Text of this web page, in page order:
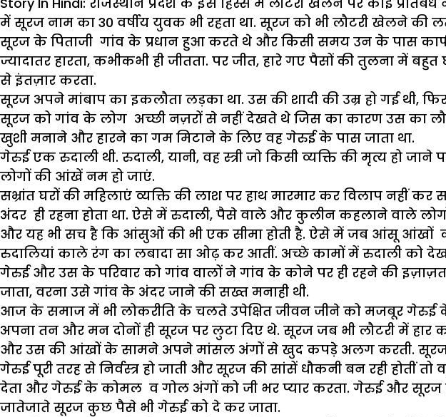
में सूरज नाम का 30 वर्षीय युवक भी रहता था. सूरज को भी लौटरी खेलने की
सूरज के पिताजी गांव के प्रधान हुआ करते थे और किसी समय उन के पास
ज्यादातर हारता, कभीकभी ही जीतता. पर जीत, हारे गए पैसों की तुलना में
से इंतज़ार करता.
सूरज अपने मांबाप का इकलौता लड़का था. उस की शादी की उम्र हो गई थी,
सूरज को गांव के लोग अच्छी नज़रों से नहीं देखते थे जिस का कारण उस का
खुशी मनाने और हारने का गम मिटाने के लिए वह गेरुई के पास जाता था.
गेरुई एक रुदाली थी. रुदाली, यानी, वह स्त्री जो किसी व्यक्ति की मृत्य हो
लोगों की आंखें नम हो जाएं.
सभ्रांत घरों की महिलाएं व्यक्ति की लाश पर हाथ मारमार कर विलाप नहीं
अंदर ही रहना होता था. ऐसे में रुदाली, पैसे वाले और कुलीन कहलाने वाले
और यह भी सच है कि आंसुओं की भी एक सीमा होती है. ऐसे में जब आंसू आंखों का
रुदालियां काले रंग का लबादा सा ओढ़ कर आतीं. अच्छे कामों में रुदाली को
गेरुई और उस के परिवार को गांव वालों ने गांव के कोने पर ही रहने की
जाता, वरना उसे गांव के अंदर जाने की सख्त मनाही थी.
आज के समाज में भी लोकरीति के चलते उपेक्षित जीवन जीने को मजबूर
अपना तन और मन दोनों ही सूरज पर लुटा दिए थे. सूरज जब भी लौटरी में
और उस की आंखों के सामने अपने मांसल अंगों से खुद कपड़े अलग करती. सूरज
गेरुई पूरी तरह से निर्वस्त्र हो जाती और सूरज की सांसें धौकनी बन रही
देता और गेरुई के कोमल व गोल अंगों को जी भर प्यार करता. गेरुई और
जातेजाते सूरज कुछ पैसे भी गेरुई को दे कर जाता.